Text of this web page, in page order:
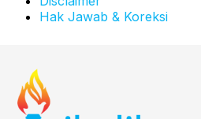
Hak Jawab & Koreksi